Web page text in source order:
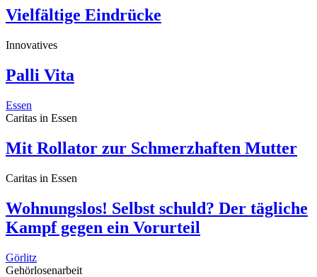
Vielfältige Eindrücke
Innovatives
Palli Vita
Essen
Caritas in Essen
Mit Rollator zur Schmerzhaften Mutter
Caritas in Essen
Wohnungslos! Selbst schuld? Der tägliche
Kampf gegen ein Vorurteil
Görlitz
Gehörlosenarbeit